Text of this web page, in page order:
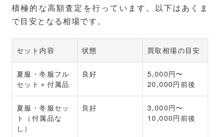
積極的な高額査定を行っています。以下はあくま
で目安となる相場です。
セット内容 状態 買取相場の目安
夏服・冬服フル
セット＋付属品
良好
5,000円〜
20,000円前後
夏服・冬服セッ
ト（付属品な
し）
良好
3,000円〜
10,000円前後